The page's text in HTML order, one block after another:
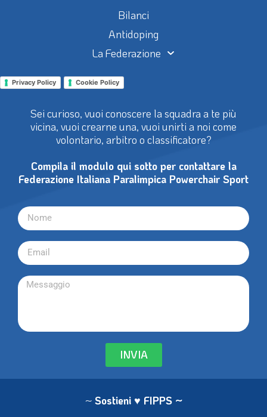
Bilanci
Antidoping
La Federazione
Privacy Policy Cookie Policy
Sei curioso, vuoi conoscere la squadra a te più
vicina, vuoi crearne una, vuoi unirti a noi come
volontario, arbitro o classificatore?
Compila il modulo qui sotto per contattare la
Federazione Italiana Paralimpica Powerchair Sport
INVIA
~ Sostieni ♥ FIPPS ~